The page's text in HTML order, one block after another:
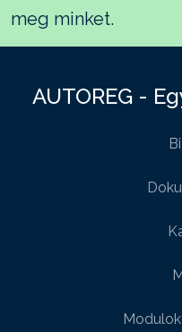
meg minket.
AUTOREG -